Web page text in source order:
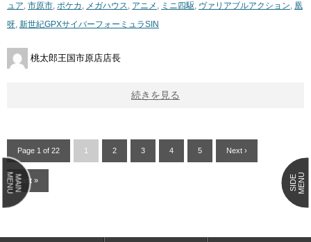
ュア, 市原市, ポケカ , メガハウス, アニメ , ミニ四駆, ヴァリアブルアクション, 凰
呀, 新世紀GPXサイバーフォーミュラSIN
桃太郎王国市原店店長
続きを見る
Page 1 of 22 1 2 3 4 5 Next ›
Last »
MAIN
MENU SIDEMENU